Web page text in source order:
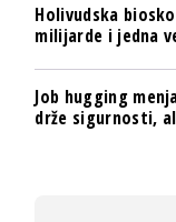
Holivudska
milijarde i jedna
Job hugging
drže sigurnosti,